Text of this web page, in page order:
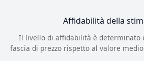
Affidabilità della
Il livello di affidabilità è determinato
fascia di prezzo rispetto al valore